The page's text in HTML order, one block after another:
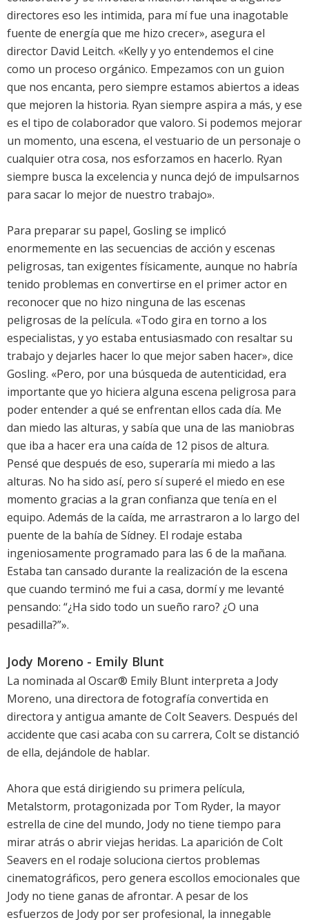
directores eso les intimida, para mí fue una inagotable
fuente de energía que me hizo crecer», asegura el
director David Leitch. «Kelly y yo entendemos el cine
como un proceso orgánico. Empezamos con un guion
que nos encanta, pero siempre estamos abiertos a ideas
que mejoren la historia. Ryan siempre aspira a más, y ese
es el tipo de colaborador que valoro. Si podemos mejorar
un momento, una escena, el vestuario de un personaje o
cualquier otra cosa, nos esforzamos en hacerlo. Ryan
siempre busca la excelencia y nunca dejó de impulsarnos
para sacar lo mejor de nuestro trabajo».
Para preparar su papel, Gosling se implicó
enormemente en las secuencias de acción y escenas
peligrosas, tan exigentes físicamente, aunque no habría
tenido problemas en convertirse en el primer actor en
reconocer que no hizo ninguna de las escenas
peligrosas de la película. «Todo gira en torno a los
especialistas, y yo estaba entusiasmado con resaltar su
trabajo y dejarles hacer lo que mejor saben hacer», dice
Gosling. «Pero, por una búsqueda de autenticidad, era
importante que yo hiciera alguna escena peligrosa para
poder entender a qué se enfrentan ellos cada día. Me
dan miedo las alturas, y sabía que una de las maniobras
que iba a hacer era una caída de 12 pisos de altura.
Pensé que después de eso, superaría mi miedo a las
alturas. No ha sido así, pero sí superé el miedo en ese
momento gracias a la gran confianza que tenía en el
equipo. Además de la caída, me arrastraron a lo largo del
puente de la bahía de Sídney. El rodaje estaba
ingeniosamente programado para las 6 de la mañana.
Estaba tan cansado durante la realización de la escena
que cuando terminó me fui a casa, dormí y me levanté
pensando: “¿Ha sido todo un sueño raro? ¿O una
pesadilla?”».
Jody Moreno - Emily Blunt
La nominada al Oscar® Emily Blunt interpreta a Jody
Moreno, una directora de fotografía convertida en
directora y antigua amante de Colt Seavers. Después del
accidente que casi acaba con su carrera, Colt se distanció
de ella, dejándole de hablar.
Ahora que está dirigiendo su primera película,
Metalstorm, protagonizada por Tom Ryder, la mayor
estrella de cine del mundo, Jody no tiene tiempo para
mirar atrás o abrir viejas heridas. La aparición de Colt
Seavers en el rodaje soluciona ciertos problemas
cinematográficos, pero genera escollos emocionales que
Jody no tiene ganas de afrontar. A pesar de los
esfuerzos de Jody por ser profesional, la innegable